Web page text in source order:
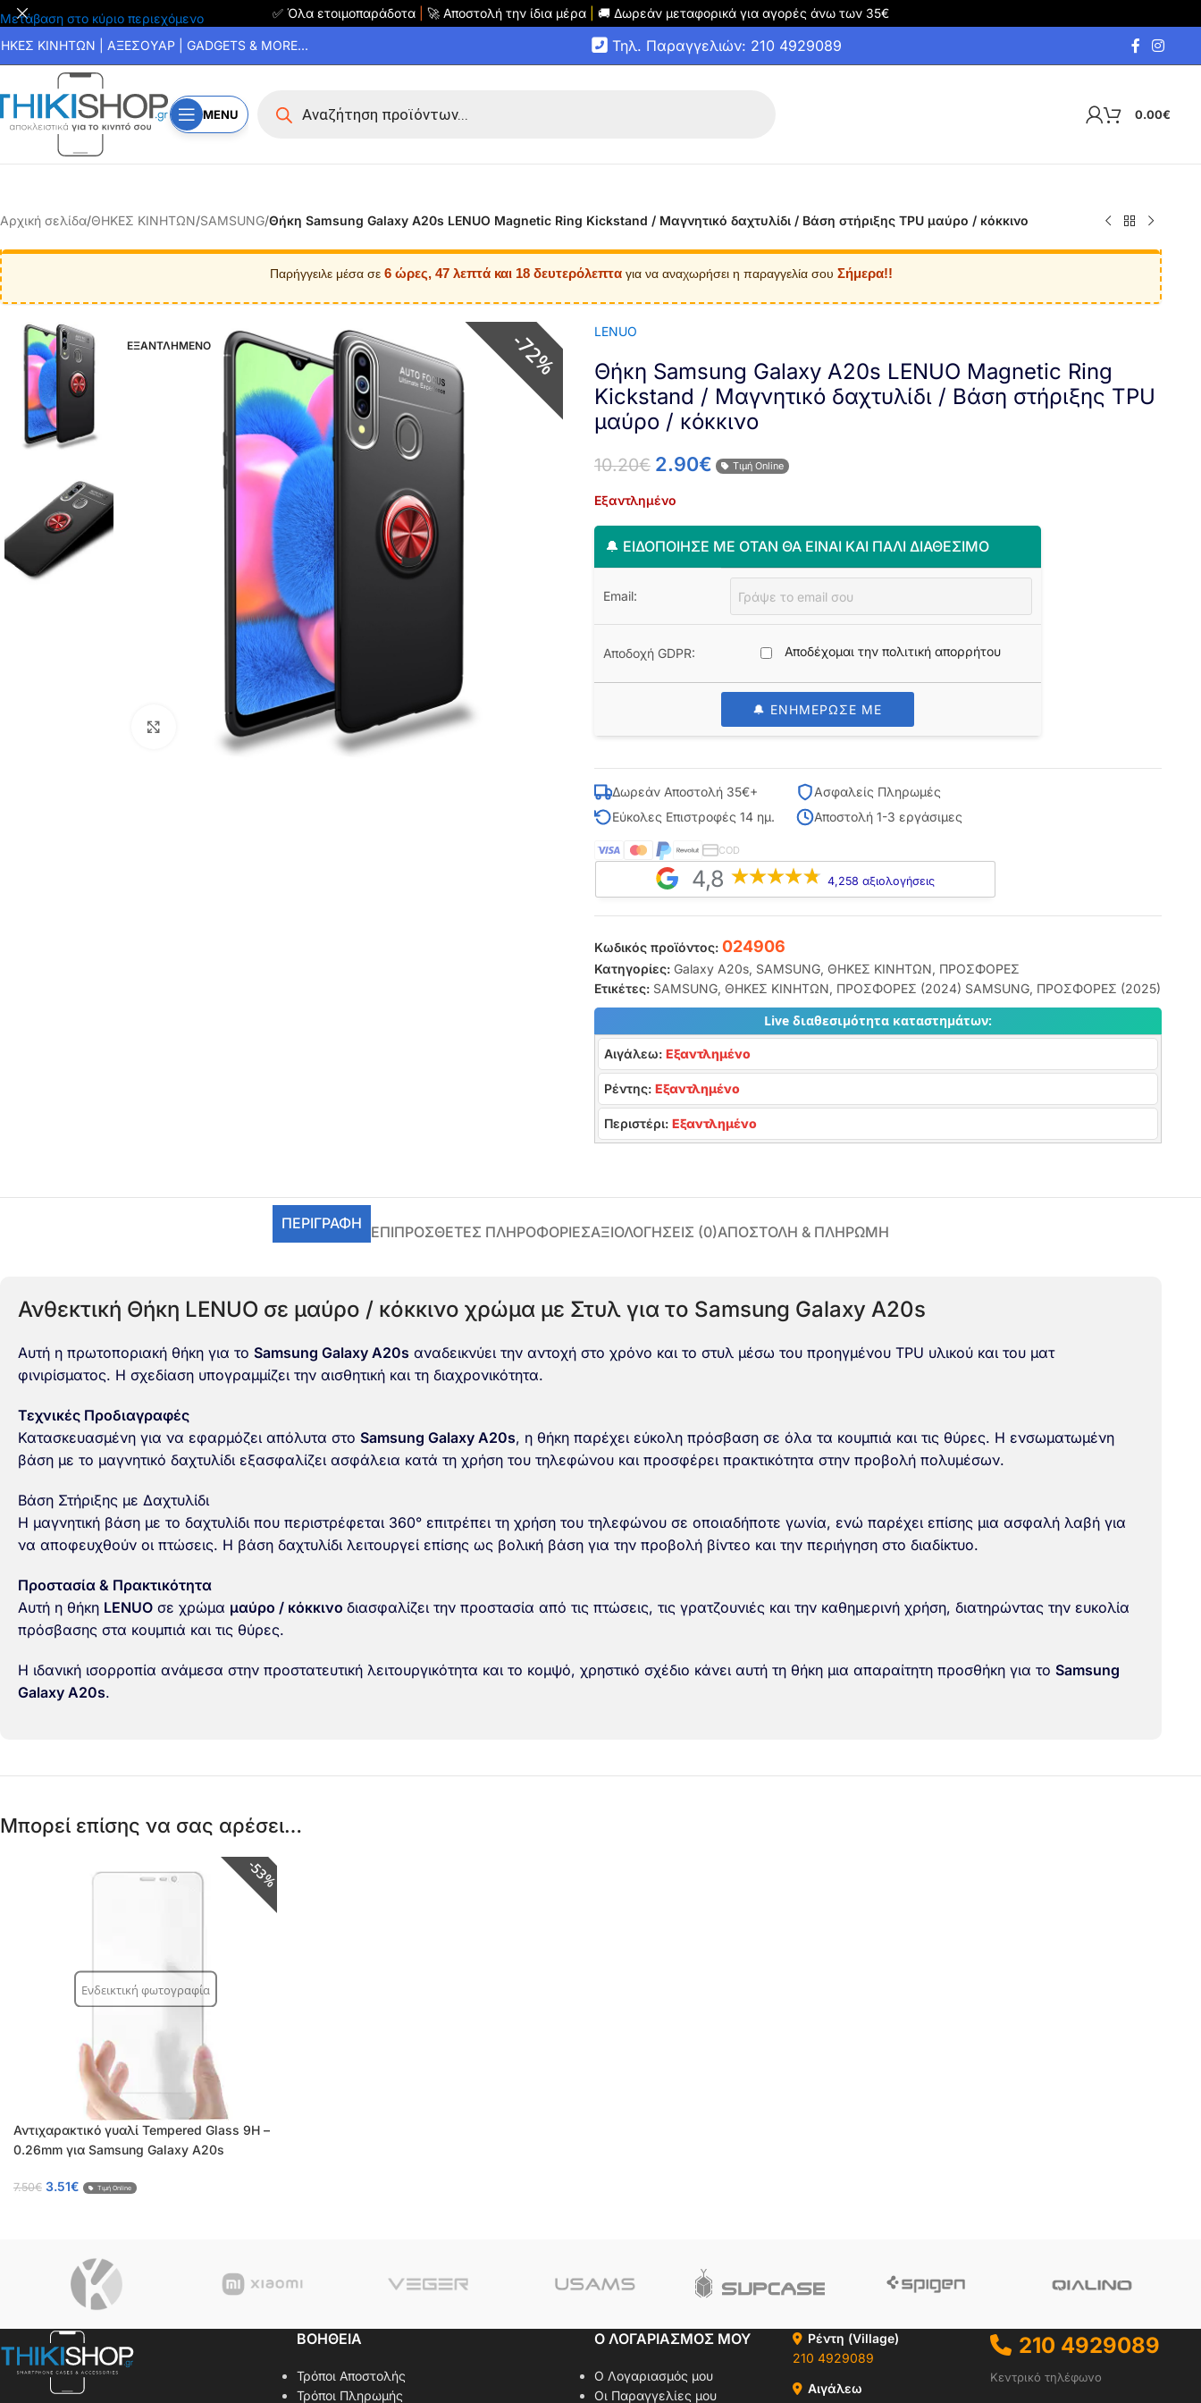
Μετάβαση στο κύριο περιεχόμενο ✅ Όλα ετοιμοπαράδοτα 🚀 Αποστολή την ίδια μέρα 🚚 Δωρεάν μεταφορικά για αγορές άνω των 35€
ΚΙΝΗΤΩΝ | ΑΞΕΣΟΥΑΡ | GADGETS & MORE... Τηλ. Παραγγελιών: 210 4929089
MENU 0.00€
Αρχική σελίδα/ΘΗΚΕΣ ΚΙΝΗΤΩΝ/SAMSUNG/Θήκη Samsung Galaxy A20s LENUO Magnetic Ring Kickstand / Μαγνητικό δαχτυλίδι / Βάση στήριξης TPU μαύρο / κόκκινο
Παρήγγειλε μέσα σε 6 ώρες, 47 λεπτά και 18 δευτερόλεπταγια να αναχωρήσει η παραγγελία σου Σήμερα!!
ΕΞΑΝΤΛΗΜΕΝΟ 72%
Click to enlarge
LENUO
Θήκη Samsung Galaxy A20s LENUO Magnetic Ring
Kickstand / Μαγνητικό δαχτυλίδι / Βάση στήριξης TPU
μαύρο / κόκκινο
10.20€ 2.90€ Τιμή Online
Εξαντλημένο
🔔 ΕΙΔΟΠΟΊΗΣΈ ΜΕ ΌΤΑΝ ΘΑ ΕΊΝΑΙ ΚΑΙ ΠΆΛΙ ΔΙΑΘΈΣΙΜΟ
Email:
Αποδοχή GDPR: Αποδέχομαι την πολιτική απορρήτου
🔔 ΕΝΗΜΕΡΩΣΕ ΜΕ
Δωρεάν Αποστολή 35€+
Ασφαλείς Πληρωμές
Εύκολες Επιστροφές 14 ημ.
Αποστολή 1-3 εργάσιμες
COD
4,8 4,258 αξιολογήσεις
Κωδικός προϊόντος: 024906
Κατηγορίες: Galaxy A20s, SAMSUNG, ΘΗΚΕΣ ΚΙΝΗΤΩΝ, ΠΡΟΣΦΟΡΕΣ
Ετικέτες: SAMSUNG, ΘΗΚΕΣ ΚΙΝΗΤΩΝ, ΠΡΟΣΦΟΡΕΣ (2024) SAMSUNG, ΠΡΟΣΦΟΡΕΣ (2025)
Live διαθεσιμότητα καταστημάτων:
Αιγάλεω: Εξαντλημένο
Ρέντης: Εξαντλημένο
Περιστέρι: Εξαντλημένο
ΠΕΡΙΓΡΑΦΉ ΕΠΙΠΡΌΣΘΕΤΕΣ ΠΛΗΡΟΦΟΡΊΕΣΑΞΙΟΛΟΓΉΣΕΙΣ (0)ΑΠΟΣΤΟΛΗ & ΠΛΗΡΩΜΗ
Ανθεκτική Θήκη LENUO σε μαύρο / κόκκινο χρώμα με Στυλ για το Samsung Galaxy A20s
Αυτή η πρωτοποριακή θήκη για το Samsung Galaxy A20s αναδεικνύει την αντοχή στο χρόνο και το στυλ μέσω του προηγμένου TPU υλικού και του ματ
φινιρίσματος. Η σχεδίαση υπογραμμίζει την αισθητική και τη διαχρονικότητα.
Τεχνικές Προδιαγραφές
Κατασκευασμένη για να εφαρμόζει απόλυτα στο Samsung Galaxy A20s, η θήκη παρέχει εύκολη πρόσβαση σε όλα τα κουμπιά και τις θύρες. Η ενσωματωμένη
βάση με το μαγνητικό δαχτυλίδι εξασφαλίζει ασφάλεια κατά τη χρήση του τηλεφώνου και προσφέρει πρακτικότητα στην προβολή πολυμέσων.
Βάση Στήριξης με Δαχτυλίδι
Η μαγνητική βάση με το δαχτυλίδι που περιστρέφεται 360° επιτρέπει τη χρήση του τηλεφώνου σε οποιαδήποτε γωνία, ενώ παρέχει επίσης μια ασφαλή λαβή για
να αποφευχθούν οι πτώσεις. Η βάση δαχτυλίδι λειτουργεί επίσης ως βολική βάση για την προβολή βίντεο και την περιήγηση στο διαδίκτυο.
Προστασία & Πρακτικότητα
Αυτή η θήκη LENUO σε χρώμα μαύρο / κόκκινο διασφαλίζει την προστασία από τις πτώσεις, τις γρατζουνιές και την καθημερινή χρήση, διατηρώντας την ευκολία
πρόσβασης στα κουμπιά και τις θύρες.
Η ιδανική ισορροπία ανάμεσα στην προστατευτική λειτουργικότητα και το κομψό, χρηστικό σχέδιο κάνει αυτή τη θήκη μια απαραίτητη προσθήκη για το Samsung
Galaxy A20s.
Μπορεί επίσης να σας αρέσει…
Ενδεικτική φωτογραφία
53%
Αντιχαρακτικό γυαλί Tempered Glass 9H –
0.26mm για Samsung Galaxy A20s
7.50€ 3.51€ Τιμή Online
ΒΟΗΘΕΙΑ
Τρόποι Αποστολής
Τρόποι Πληρωμής
Ο ΛΟΓΑΡΙΑΣΜΟΣ ΜΟΥ
Ο Λογαριασμός μου
Οι Παραγγελίες μου
Ρέντη (Village)
210 4929089
Αιγάλεω
210 4929089
Κεντρικό τηλέφωνο